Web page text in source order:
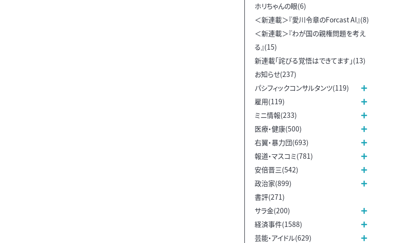
ホリちゃんの眼(6)
＜新連載＞『愛川令章のForcast AI』(8)
＜新連載＞『わが国の親権問題を考え
る』(15)
新連載「詫びる覚悟はできてます」(13)
お知らせ(237)
パシフィックコンサルタンツ(119)
雇用(119)
ミニ情報(233)
医療・健康(500)
右翼・暴力団(693)
報道・マスコミ(781)
安倍晋三(542)
政治家(899)
書評(271)
サラ金(200)
経済事件(1588)
芸能・アイドル(629)